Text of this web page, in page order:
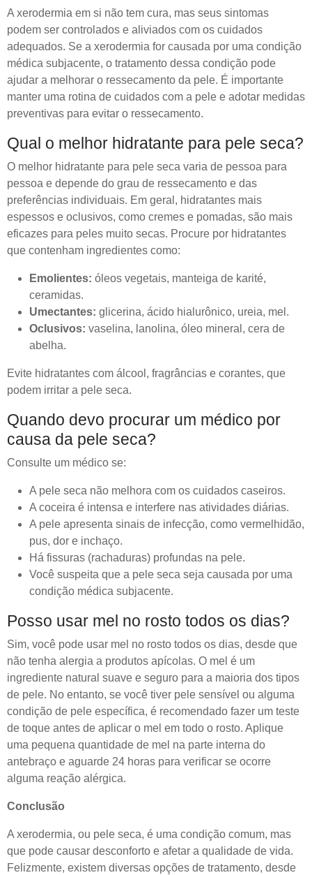
A xerodermia em si não tem cura, mas seus sintomas
podem ser controlados e aliviados com os cuidados
adequados. Se a xerodermia for causada por uma condição
médica subjacente, o tratamento dessa condição pode
ajudar a melhorar o ressecamento da pele. É importante
manter uma rotina de cuidados com a pele e adotar medidas
preventivas para evitar o ressecamento.
Qual o melhor hidratante para pele seca?
O melhor hidratante para pele seca varia de pessoa para
pessoa e depende do grau de ressecamento e das
preferências individuais. Em geral, hidratantes mais
espessos e oclusivos, como cremes e pomadas, são mais
eficazes para peles muito secas. Procure por hidratantes
que contenham ingredientes como:
Emolientes: óleos vegetais, manteiga de karité,
ceramidas.
Umectantes: glicerina, ácido hialurônico, ureia, mel.
Oclusivos: vaselina, lanolina, óleo mineral, cera de
abelha.
Evite hidratantes com álcool, fragrâncias e corantes, que
podem irritar a pele seca.
Quando devo procurar um médico por
causa da pele seca?
Consulte um médico se:
A pele seca não melhora com os cuidados caseiros.
A coceira é intensa e interfere nas atividades diárias.
A pele apresenta sinais de infecção, como vermelhidão,
pus, dor e inchaço.
Há fissuras (rachaduras) profundas na pele.
Você suspeita que a pele seca seja causada por uma
condição médica subjacente.
Posso usar mel no rosto todos os dias?
Sim, você pode usar mel no rosto todos os dias, desde que
não tenha alergia a produtos apícolas. O mel é um
ingrediente natural suave e seguro para a maioria dos tipos
de pele. No entanto, se você tiver pele sensível ou alguma
condição de pele específica, é recomendado fazer um teste
de toque antes de aplicar o mel em todo o rosto. Aplique
uma pequena quantidade de mel na parte interna do
antebraço e aguarde 24 horas para verificar se ocorre
alguma reação alérgica.
Conclusão
A xerodermia, ou pele seca, é uma condição comum, mas
que pode causar desconforto e afetar a qualidade de vida.
Felizmente, existem diversas opções de tratamento, desde